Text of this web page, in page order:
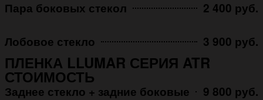
Пара боковых стекол 2 400 руб.
Лобовое стекло 3 900 руб.
ПЛЕНКА LLUMAR СЕРИЯ ATR
СТОИМОСТЬ
Заднее стекло + задние боковые 9 800 руб.